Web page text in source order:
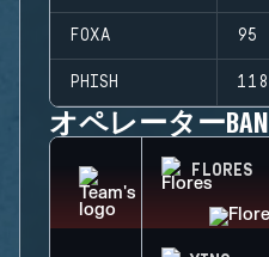
FOXA 95
PHISH 118
オペレーターBAN
FLORES